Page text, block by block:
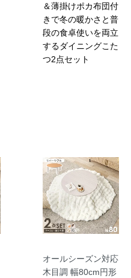
＆薄掛けポカ布団付
きで冬の暖かさと普
段の食卓使いを両立
するダイニングこた
つ2点セット
オールシーズン対応
木目調 幅80cm円形